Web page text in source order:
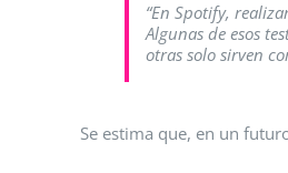
“En Spotify,
Algunas de esos
otras solo sirven
Se estima que, en un